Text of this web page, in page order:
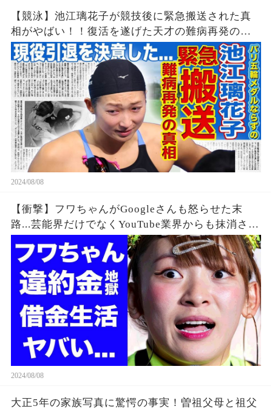
【競泳】池江璃花子が競技後に緊急搬送された真
相がやばい！！復活を遂げた天才の難病再発の可
能性...引退を決意したパリ五輪でのある出来事に一
同驚愕！！美人女子アスリートの彼氏の正体と
は！？
2024/08/08
【衝撃】フワちゃんがGoogleさんも怒らせた末
路...芸能界だけでなくYouTube業界からも抹消され
た垢BANの真相に驚きを隠せない...違約金や税金
に苦しむ借金地獄に突入...
2024/08/08
大正5年の家族写真に驚愕の事実！曽祖父母と祖父